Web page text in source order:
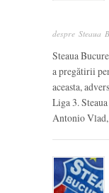
despre Steaua
Steaua
a pregătirii
aceasta,
Liga 3.
Antonio